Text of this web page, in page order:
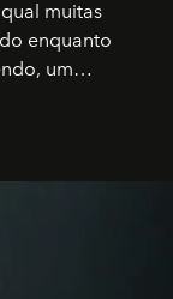
muitas
enquanto
um
muitos
na vida e